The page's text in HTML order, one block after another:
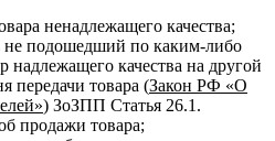
ненадлежащего качества;
не подошедший по каким-либо
надлежащего качества на другой
передачи товара (Закон РФ «О
) ЗоЗПП Статья 26.1.
продажи товара;